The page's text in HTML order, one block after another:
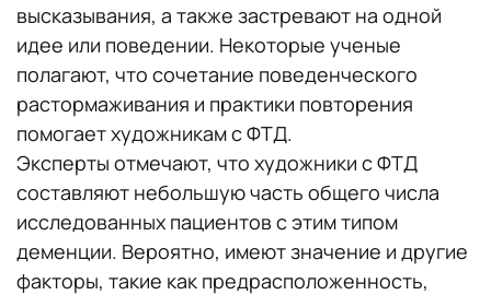
высказывания, а также застревают на одной
идее или поведении. Некоторые ученые
полагают, что сочетание поведенческого
растормаживания и практики повторения
помогает художникам с ФТД.
Эксперты отмечают, что художники с ФТД
составляют небольшую часть общего числа
исследованных пациентов с этим типом
деменции. Вероятно, имеют значение и другие
факторы, такие как предрасположенность,